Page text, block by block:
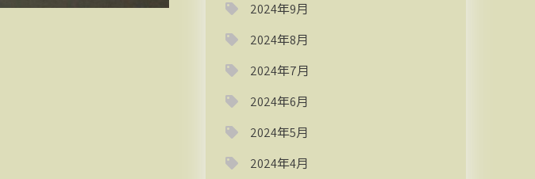
2024年9月
2024年8月
2024年7月
2024年6月
2024年5月
2024年4月